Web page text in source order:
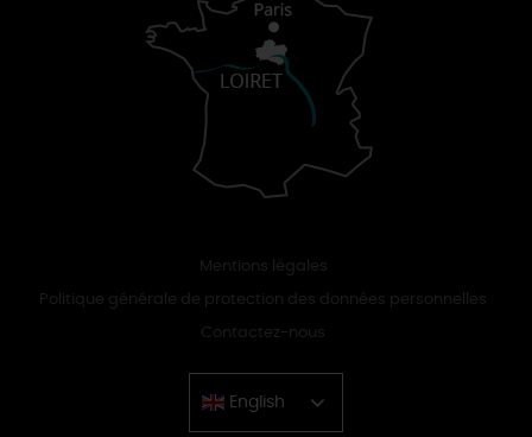
Mentions légales
Politique générale de protection des données personnelles
Contactez-nous
English